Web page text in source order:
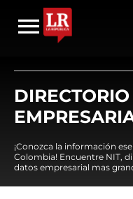
¡Conozca la información
Colombia! Encuentre NIT,
datos empresarial mas